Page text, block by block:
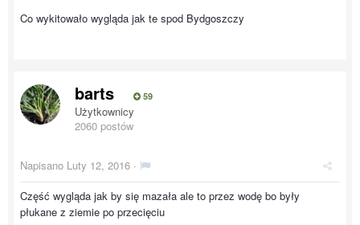
Co wykitowało wygląda jak te spod Bydgoszczy
barts 59
Użytkownicy
2060 postów
Napisano Luty 12, 2016 ·
Część wygląda jak by się mazała ale to przez wodę bo były
płukane z ziemie po przecięciu